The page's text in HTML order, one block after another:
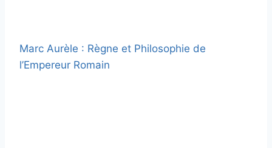
Marc Aurèle : Règne et Philosophie de
l’Empereur Romain